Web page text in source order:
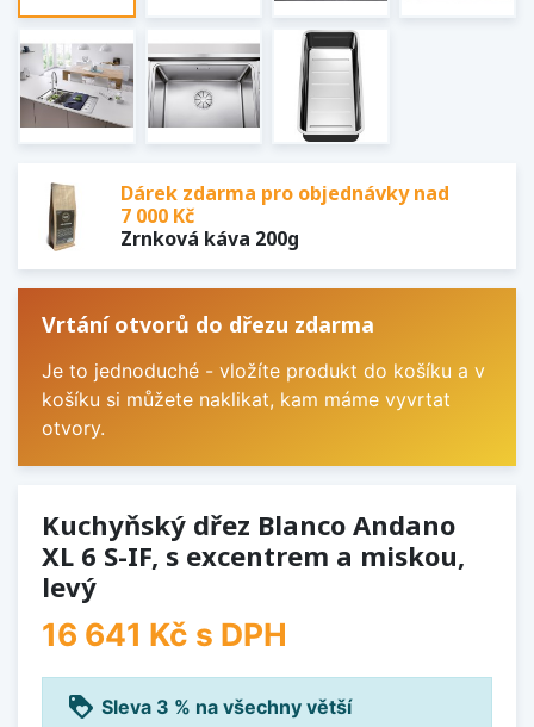
Dárek zdarma pro objednávky nad
7 000 Kč
Zrnková káva 200g
Vrtání otvorů do dřezu zdarma
Je to jednoduché - vložíte produkt do košíku a v
košíku si můžete naklikat, kam máme vyvrtat
otvory.
Kuchyňský dřez Blanco Andano
XL 6 S-IF, s excentrem a miskou,
levý
16 641 Kč s DPH
loyalty Sleva 3 % na všechny větší